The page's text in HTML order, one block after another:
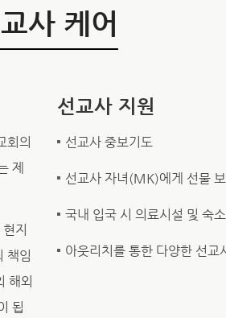
사 케어
회의
제
지
책임
해외
됩
선교사 지원
선교사 중보기도
선교사 자녀(MK)에게 선물
국내 입국 시 의료시설 및 숙
아웃리치를 통한 다양한 선교